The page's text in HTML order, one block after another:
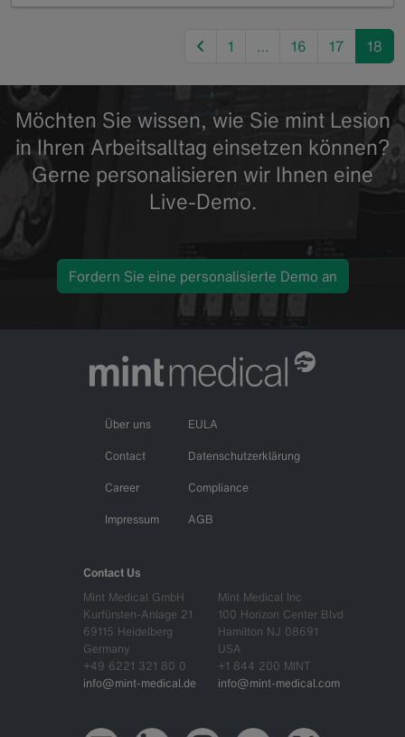
previous
1 … 16 17 18
Möchten Sie wissen, wie Sie mint Lesion
in Ihren Arbeitsalltag einsetzen können?
Gerne personalisieren wir Ihnen eine
Live-Demo.
Fordern Sie eine personalisierte Demo an
Über uns
Contact
Career
Impressum
EULA
Datenschutzerklärung
Compliance
AGB
Contact Us
Mint Medical GmbH
Kurfürsten-Anlage 21
69115 Heidelberg
Germany
+49 6221 321 80 0
info@mint-medical.de
Mint Medical Inc
100 Horizon Center Blvd
Hamilton NJ 08691
USA
+1 844 200 MINT
info@mint-medical.com